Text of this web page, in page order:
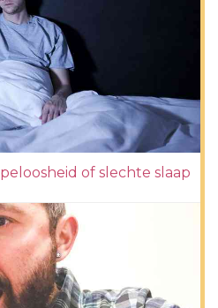
of slechte slaap